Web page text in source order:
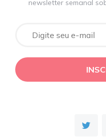
newsletter semanal